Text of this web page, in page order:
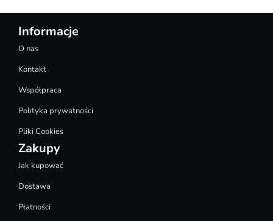
Informacje
O nas
Kontakt
Współpraca
Polityka prywatności
Pliki Cookies
Zakupy
Jak kupować
Dostawa
Płatności